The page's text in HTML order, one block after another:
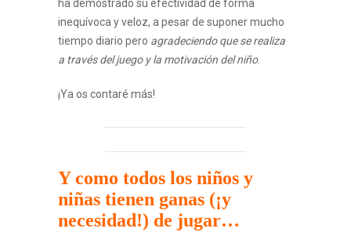
ha demostrado su efectividad de forma
inequívoca y veloz, a pesar de suponer mucho
tiempo diario pero agradeciendo que se realiza
a través del juego y la motivación del niño.
¡Ya os contaré más!
Y como todos los niños y
niñas tienen ganas (¡y
necesidad!) de jugar…